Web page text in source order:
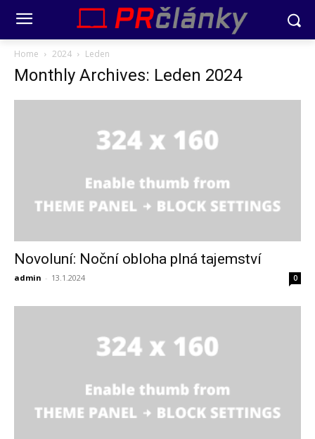
Home 2024 Leden
Monthly Archives: Leden 2024
Novoluní: Noční obloha plná tajemství
admin - 13.1.2024 0